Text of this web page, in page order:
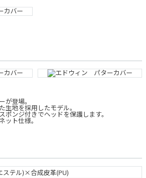
が登場。
生地を採用したモデル。
ポンジ付きでヘッドを保護します。
ット仕様。
ステル)×合成皮革(PU)